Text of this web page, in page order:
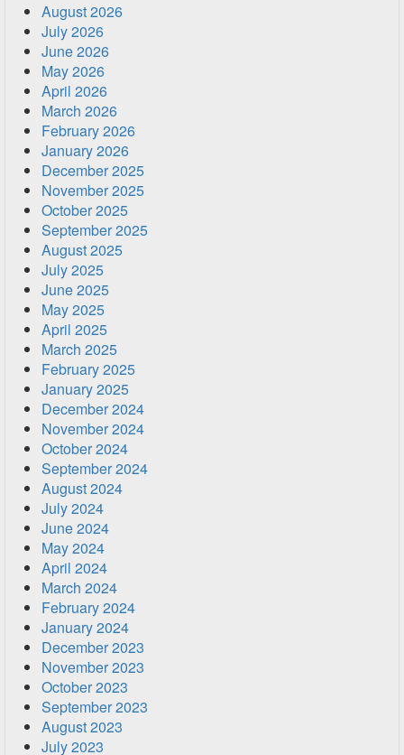
August 2026
July 2026
June 2026
May 2026
April 2026
March 2026
February 2026
January 2026
December 2025
November 2025
October 2025
September 2025
August 2025
July 2025
June 2025
May 2025
April 2025
March 2025
February 2025
January 2025
December 2024
November 2024
October 2024
September 2024
August 2024
July 2024
June 2024
May 2024
April 2024
March 2024
February 2024
January 2024
December 2023
November 2023
October 2023
September 2023
August 2023
July 2023